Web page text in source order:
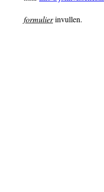
formulierinvullen.